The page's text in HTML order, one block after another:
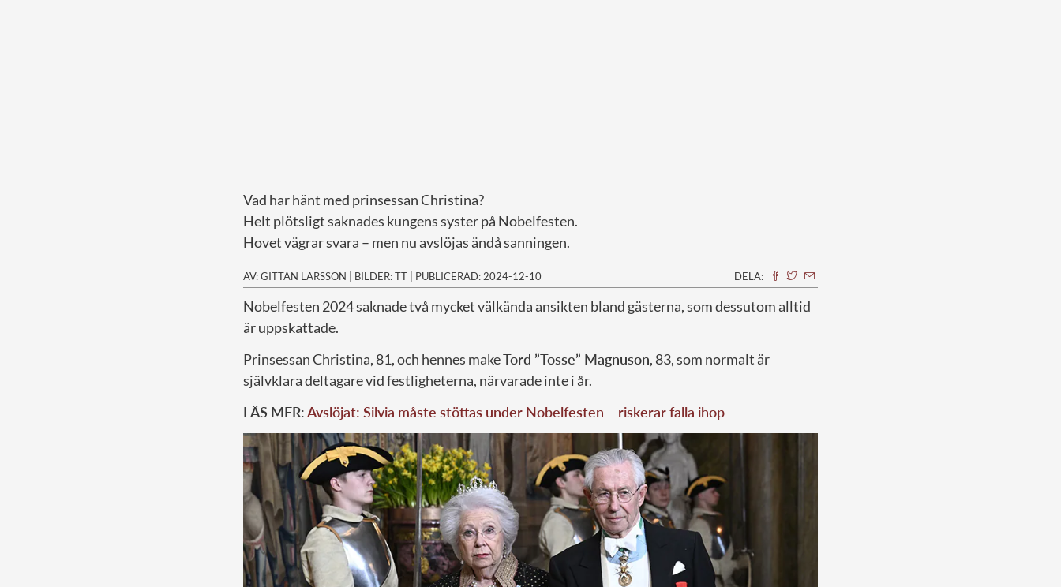
Vad har hänt med prinsessan Christina?
Helt plötsligt saknades kungens syster på Nobelfesten.
Hovet vägrar svara – men nu avslöjas ändå sanningen.
AV: GITTAN LARSSON | BILDER: TT | PUBLICERAD: 2024-12-10 DELA:
Nobelfesten 2024 saknade två mycket välkända ansikten bland gästerna, som dessutom alltid
är uppskattade.
Prinsessan Christina, 81, och hennes makeTord ”Tosse” Magnuson, 83, som normalt är
självklara deltagare vid festligheterna, närvarade inte i år.
LÄS MER:Avslöjat: Silvia måste stöttas under Nobelfesten – riskerar falla ihop